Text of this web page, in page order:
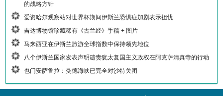
的战略方针
爱资哈尔观察站对世界杯期间伊斯兰恐惧症加剧表示担忧
吉达博物馆珍藏稀有《古兰经》手稿 + 图片
马来西亚在伊斯兰旅游全球指数中保持领先地位
八个伊斯兰国家发表声明谴责犹太复国主义政权在阿克萨清真寺的行动
也门安萨鲁拉：曼德海峡已完全对沙特关闭